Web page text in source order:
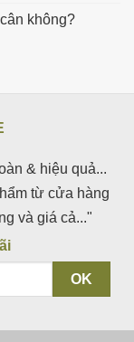
không?
& hiệu quả...
từ cửa hàng
và giá cả..."